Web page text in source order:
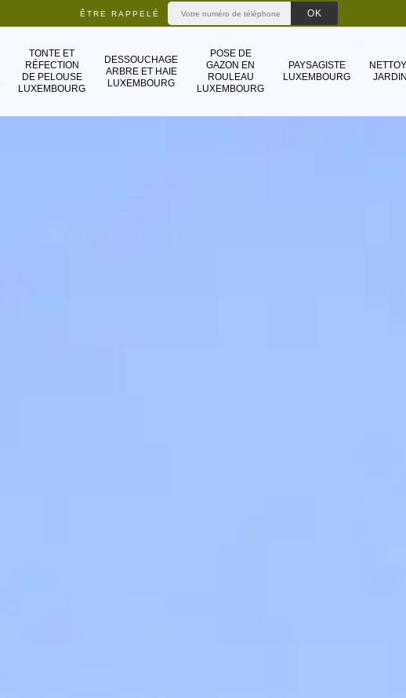
ÊTRE RAPPELÉ
TONTE ET
RÉFECTION
DE PELOUSE
LUXEMBOURG
DESSOUCHAGE
ARBRE ET HAIE
LUXEMBOURG
POSE DE
GAZON EN
ROULEAU
LUXEMBOURG
PAYSAGISTE
LUXEMBOURG